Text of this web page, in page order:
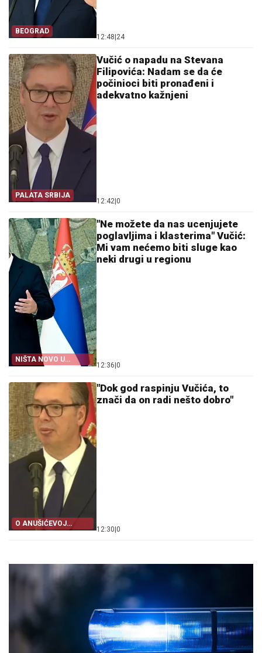
BEOGRAD
12:48 24
PALATA SRBIJA
Vučić o napadu na Stevana
Filipovića: Nadam se da će
počinioci biti pronađeni i
adekvatno kažnjeni
12:42 0
NIŠTA NOVO U
HRVATSKOJ
"Ne možete da nas ucenjujete
poglavljima i klasterima" Vučić:
Mi vam nećemo biti sluge kao
neki drugi u regionu
12:36 0
O ANUŠIĆEVOJ
IZJAVI
"Dok god raspinju Vučića, to
znači da on radi nešto dobro"
12:30 0